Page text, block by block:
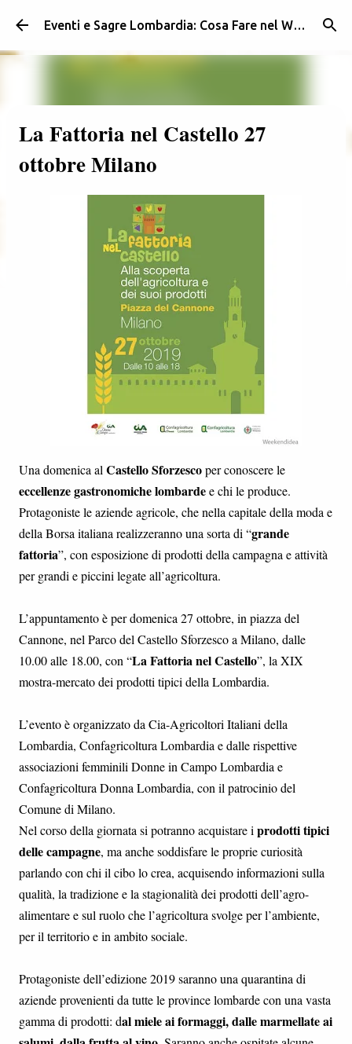
Passa ai contenuti principali Eventi e Sagre Lombardia: Cosa Fare nel Weekend | Weekendidea
La Fattoria nel Castello 27
ottobre Milano
Una domenica al Castello Sforzescoper conoscere le
eccellenze gastronomichelombardee chi le produce.
Protagoniste le aziende agricole, che nella capitale della moda e
della Borsa italiana realizzeranno una sorta di “grande
fattoria”, con esposizione di prodotti della campagna e attività
per grandi e piccini legate all’agricoltura.
L’appuntamento è per domenica 27 ottobre, in piazza del
Cannone, nel Parco del Castello Sforzesco a Milano, dalle
10.00 alle 18.00, con “La Fattoria nel Castello”, la XIX
mostra-mercato dei prodotti tipici della Lombardia.
L’evento è organizzato da Cia-Agricoltori Italiani della
Lombardia, Confagricoltura Lombardia e dalle rispettive
associazioni femminili Donne in Campo Lombardia e
Confagricoltura Donna Lombardia, con il patrocinio del
Comune di Milano.
Nel corso della giornata si potranno acquistare i prodotti tipici
delle campagne, ma anche soddisfare le proprie curiosità
parlando con chi il cibo lo crea, acquisendo informazioni sulla
qualità, la tradizione e la stagionalità dei prodotti dell’agro-
alimentare e sul ruolo che l’agricoltura svolge per l’ambiente,
per il territorio e in ambito sociale.
Protagoniste dell’edizione 2019 saranno una quarantina di
aziende provenienti da tutte le province lombarde con una vasta
gamma di prodotti: dal miele ai formaggi, dalle marmellate ai